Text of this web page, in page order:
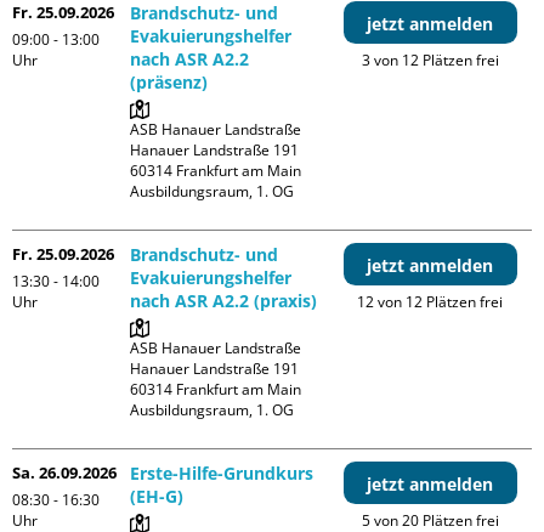
Fr. 25.09.2026
09:00 - 13:00
Uhr
Brandschutz- und
Evakuierungshelfer
nach ASR A2.2
(präsenz)
ASB Hanauer Landstraße
Hanauer Landstraße 191
60314 Frankfurt am Main
Ausbildungsraum, 1. OG
jetzt anmelden
3 von 12 Plätzen frei
Fr. 25.09.2026
13:30 - 14:00
Uhr
Brandschutz- und
Evakuierungshelfer
nach ASR A2.2 (praxis)
ASB Hanauer Landstraße
Hanauer Landstraße 191
60314 Frankfurt am Main
Ausbildungsraum, 1. OG
jetzt anmelden
12 von 12 Plätzen frei
Sa. 26.09.2026
08:30 - 16:30
Uhr
Erste-Hilfe-Grundkurs
(EH-G)
jetzt anmelden
5 von 20 Plätzen frei